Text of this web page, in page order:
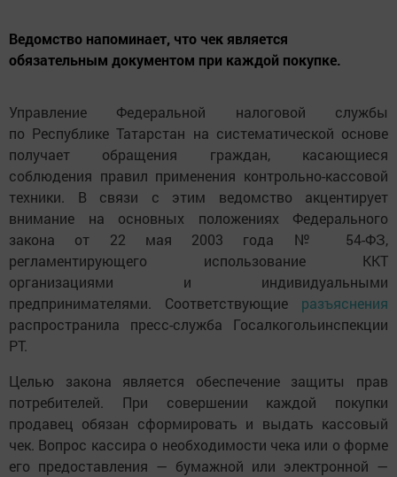
Ведомство напоминает, что чек является
обязательным документом при каждой покупке.
Управление Федеральной налоговой службы
по Республике Татарстан на систематической основе
получает обращения граждан, касающиеся
соблюдения правил применения контрольно-кассовой
техники. В связи с этим ведомство акцентирует
внимание на основных положениях Федерального
закона от 22 мая 2003 года № 54-ФЗ,
регламентирующего использование ККТ
организациями и индивидуальными
предпринимателями. Соответствующие разъяснения
распространила пресс-служба Госалкогольинспекции
РТ.
Целью закона является обеспечение защиты прав
потребителей. При совершении каждой покупки
продавец обязан сформировать и выдать кассовый
чек. Вопрос кассира о необходимости чека или о форме
его предоставления — бумажной или электронной —